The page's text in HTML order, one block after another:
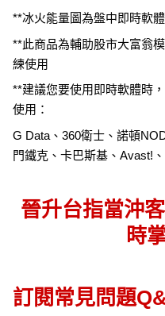
**冰火能量圖為盤中即時軟體
**此商品為輔助股市大富翁
練使用
**建議您要使用即時軟體時
使用：
G Data、360衛士、諾頓
門鐵克、卡巴斯基、Avast!
晉升台指當沖
時
訂閱常見問題